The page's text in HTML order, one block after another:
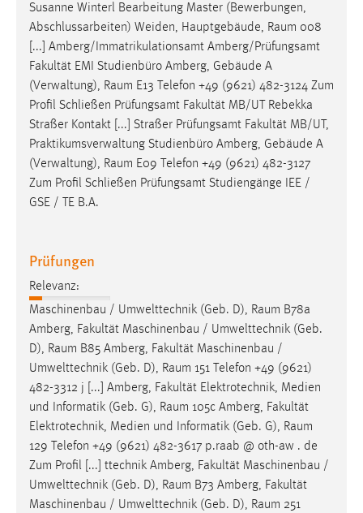
Susanne Winterl Bearbeitung Master (Bewerbungen,
Abschlussarbeiten) Weiden, Hauptgebäude, Raum 008
[...] Amberg/Immatrikulationsamt Amberg/Prüfungsamt
Fakultät EMI Studienbüro Amberg, Gebäude A
(Verwaltung), Raum E13 Telefon +49 (9621) 482-3124 Zum
Profil Schließen Prüfungsamt Fakultät MB/UT Rebekka
Straßer Kontakt [...] Straßer Prüfungsamt Fakultät MB/UT,
Praktikumsverwaltung Studienbüro Amberg, Gebäude A
(Verwaltung), Raum E09 Telefon +49 (9621) 482-3127
Zum Profil Schließen Prüfungsamt Studiengänge IEE /
GSE / TE B.A.
Prüfungen
Relevanz:
Maschinenbau / Umwelttechnik (Geb. D), Raum B78a
Amberg, Fakultät Maschinenbau / Umwelttechnik (Geb.
D), Raum B85 Amberg, Fakultät Maschinenbau /
Umwelttechnik (Geb. D), Raum 151 Telefon +49 (9621)
482-3312 j [...] Amberg, Fakultät Elektrotechnik, Medien
und Informatik (Geb. G), Raum 105c Amberg, Fakultät
Elektrotechnik, Medien und Informatik (Geb. G), Raum
129 Telefon +49 (9621) 482-3617 p.raab @ oth-aw . de
Zum Profil [...] ttechnik Amberg, Fakultät Maschinenbau /
Umwelttechnik (Geb. D), Raum B73 Amberg, Fakultät
Maschinenbau / Umwelttechnik (Geb. D), Raum 251
EXTERNE MEDIEN
Um Inhalte von Videoplattformen und Social Media
Plattformen anzeigen zu können, werden von diesen
externen Medien Cookies gesetzt.
YouTube
Vimeo